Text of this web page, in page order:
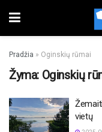
Pradžia » Oginskių rūmai
Žyma: Oginskių
vietų